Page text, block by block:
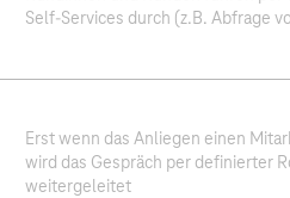
Self-Services durch (z.B. Abfrage
Erst wenn das Anliegen einen
wird das Gespräch per definierter
weitergeleitet